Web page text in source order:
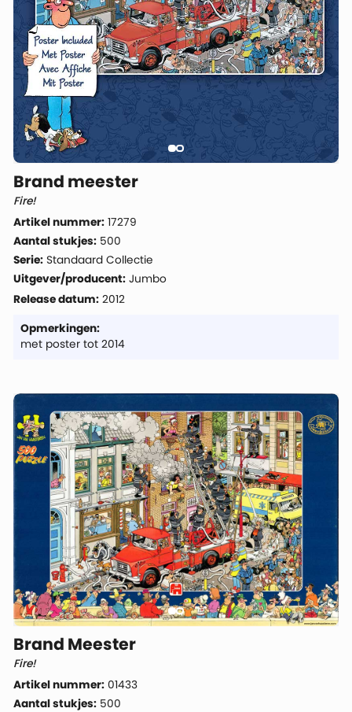
Brand meester
Fire!
Artikel nummer: 17279
Aantal stukjes: 500
Serie: Standaard Collectie
Uitgever/producent: Jumbo
Release datum: 2012
Opmerkingen:
met poster tot 2014
Brand Meester
Fire!
Artikel nummer: 01433
Aantal stukjes: 500